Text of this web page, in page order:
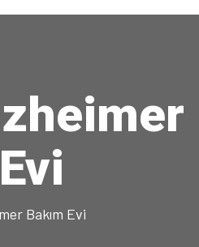
Bakım Evi